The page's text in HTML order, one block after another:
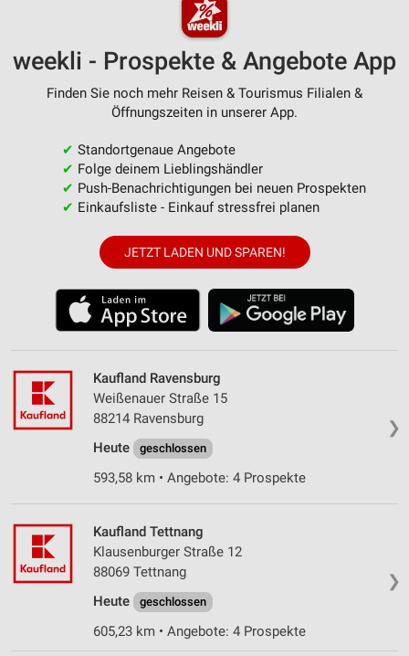
weekli - Prospekte & Angebote App
Finden Sie noch mehr Reisen & Tourismus Filialen &
Öffnungszeiten in unserer App.
✔ Standortgenaue Angebote
✔ Folge deinem Lieblingshändler
✔ Push-Benachrichtigungen bei neuen Prospekten
✔ Einkaufsliste - Einkauf stressfrei planen
JETZT LADEN UND SPAREN!
❯
Kaufland Ravensburg
Weißenauer Straße 15
88214 Ravensburg
Heute
geschlossen
593,58 km • Angebote: 4 Prospekte
❯
Kaufland Tettnang
Klausenburger Straße 12
88069 Tettnang
Heute
geschlossen
605,23 km • Angebote: 4 Prospekte